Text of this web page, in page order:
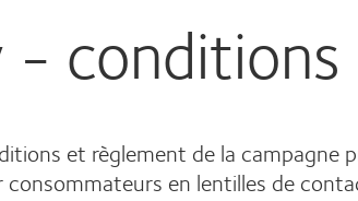
conditions
et règlement de la campagne
consommateurs en lentilles de